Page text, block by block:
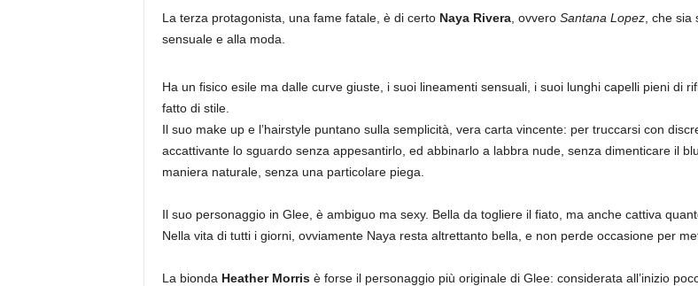
La terza protagonista, una fame fatale, è di certo Naya Rivera, ovvero Santana Lopez, che sia
sensuale e alla moda.
Ha un fisico esile ma dalle curve giuste, i suoi lineamenti sensuali, i suoi lunghi capelli pieni di
fatto di stile.
Il suo make up e l’hairstyle puntano sulla semplicità, vera carta vincente: per truccarsi con
accattivante lo sguardo senza appesantirlo, ed abbinarlo a labbra nude, senza dimenticare il
maniera naturale, senza una particolare piega.
Il suo personaggio in Glee, è ambiguo ma sexy. Bella da togliere il fiato, ma anche cattiva
Nella vita di tutti i giorni, ovviamente Naya resta altrettanto bella, e non perde occasione per
La bionda Heather Morrisè forse il personaggio più originale di Glee: considerata all’inizio